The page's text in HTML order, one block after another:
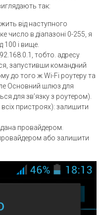
так:
від наступного
число в діапазоні 0-255, я
100 і вище.
тобто. адресу
запустивши командний
до того ж Wi-Fi роутеру та
Основний шлюз для
для зв’язку з роутером).
пристроях): залишити
провайдером.
або залишити